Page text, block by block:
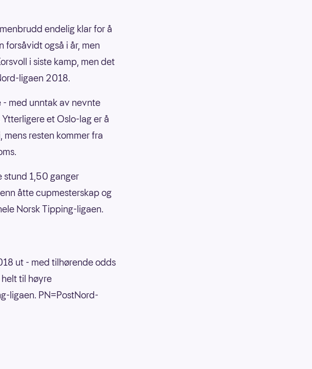
endelig klar for å
også i år, men
i siste kamp, men det
ligaen 2018.
med unntak av nevnte
et Oslo-lag er å
resten kommer fra
stund 1,50 ganger
åtte cupmesterskap og
Norsk Tipping-ligaen.
ut - med tilhørende odds
til høyre
ligaen. PN=PostNord-